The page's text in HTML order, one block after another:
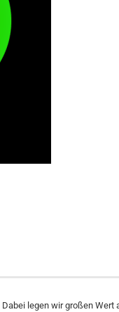
legen wir großen Wert